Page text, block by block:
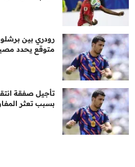
رودري بين
متوقع يحدد
تأجيل صفقة
بسبب تعثر